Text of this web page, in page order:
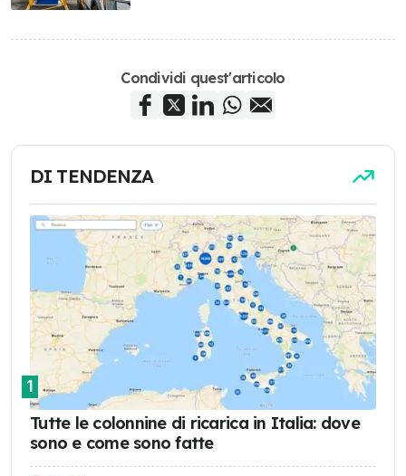
Condividi quest'articolo
DI TENDENZA
1
Tutte le colonnine di ricarica in Italia: dove
sono e come sono fatte